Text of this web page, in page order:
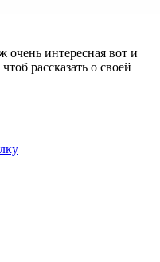
интересная вот и
рассказать о своей